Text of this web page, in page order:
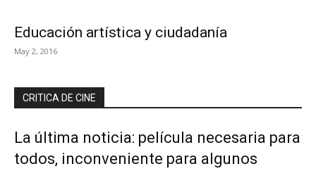
Educación artística y ciudadanía
May 2, 2016
CRITICA DE CINE
La última noticia: película necesaria para
todos, inconveniente para algunos